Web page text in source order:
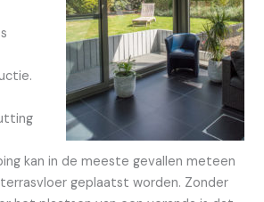
kan in de meeste gevallen meteen
geplaatst worden. Zonder